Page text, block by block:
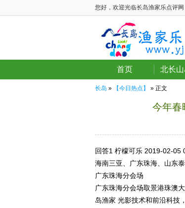
您好，欢迎光临长岛渔家乐点评网
首页 北长
长岛 » 【今日热点】 » 正文
今年春
回答1 柠檬可乐 2019-02-05
海南三亚、广东珠海、山东
广东珠海分会场
广东珠海分会场取景港珠澳
岛渔家 光影技术和前沿科技